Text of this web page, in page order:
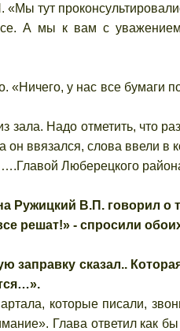
тут
А мы к вам с
у нас все бумаги
Надо отметить, что
ввязался, слова ввели в
Люберецкого
Ружицкий В.П. говорил о
решат!» - спросили
заправку сказал..
которые писали,
Глава ответил как